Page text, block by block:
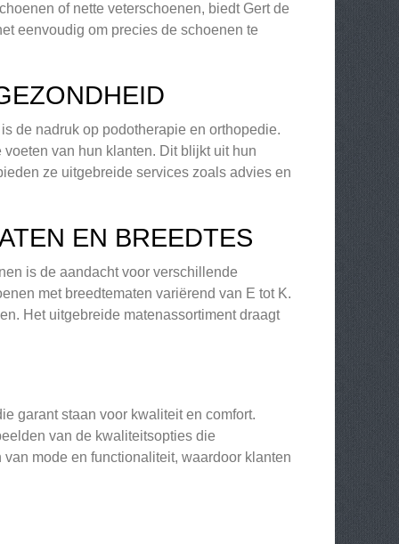
of nette veterschoenen, biedt Gert de
eenvoudig om precies de schoenen te
de nadruk op podotherapie en orthopedie.
van hun klanten. Dit blijkt uit hun
ze uitgebreide services zoals advies en
EN BREEDTES
is de aandacht voor verschillende
met breedtematen variërend van E tot K.
Het uitgebreide matenassortiment draagt
garant staan voor kwaliteit en comfort.
van de kwaliteitsopties die
mode en functionaliteit, waardoor klanten